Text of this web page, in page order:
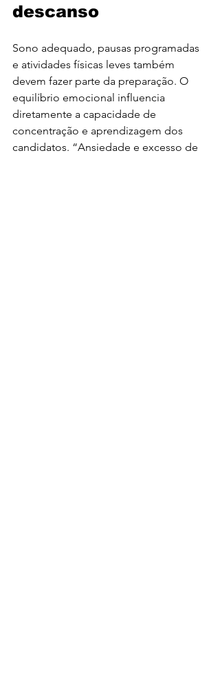
descanso
Sono adequado, pausas programadas
e atividades físicas leves também
devem fazer parte da preparação. O
equilíbrio emocional influencia
diretamente a capacidade de
concentração e aprendizagem dos
candidatos. “Ansiedade e excesso de